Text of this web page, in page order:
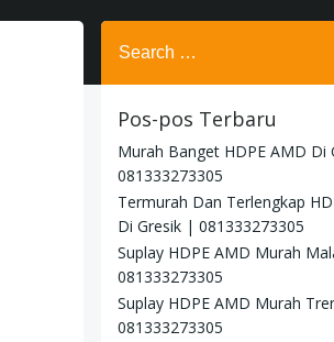
Search
for:
Pos-pos Terbaru
Murah Banget HDPE AMD Di
081333273305
Termurah Dan Terlengkap
Di Gresik | 081333273305
Suplay HDPE AMD Murah
081333273305
Suplay HDPE AMD Murah
081333273305